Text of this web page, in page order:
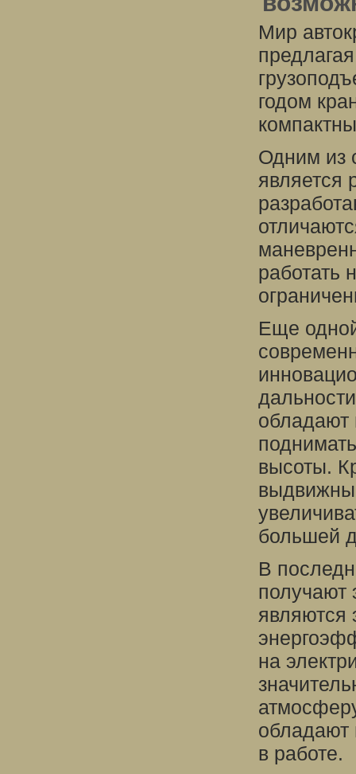
Мир
годом
Одним из
является
работать
Еще
обладают
высоты.
большей
В
получают
являются
на
в работе.